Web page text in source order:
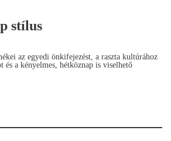
stílus
az egyedi önkifejezést, a raszta kultúrához
és a kényelmes, hétköznap is viselhető